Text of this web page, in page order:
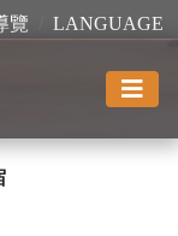
覽 LANGUAGE